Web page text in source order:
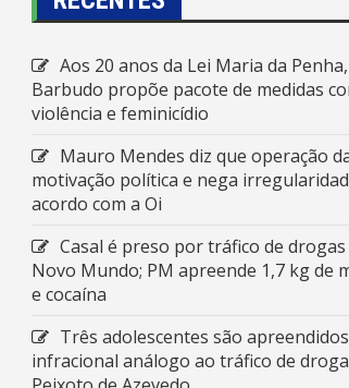
Aos 20 anos da Lei Maria da Penha,
Barbudo propõe pacote de medidas
violência e feminicídio
Mauro Mendes diz que operação
motivação política e nega
acordo com a Oi
Casal é preso por tráfico de drogas
Novo Mundo; PM apreende 1,7 kg de
e cocaína
Três adolescentes são
infracional análogo ao tráfico de